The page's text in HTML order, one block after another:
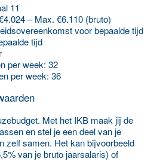
11
– Max. €6.110 (bruto)
voor bepaalde tijd
tijd
per week: 32
per week: 36
Met het IKB maak jij de
en stel je een deel van je
zelf samen. Het kan bijvoorbeeld
van je bruto jaarsalaris) of